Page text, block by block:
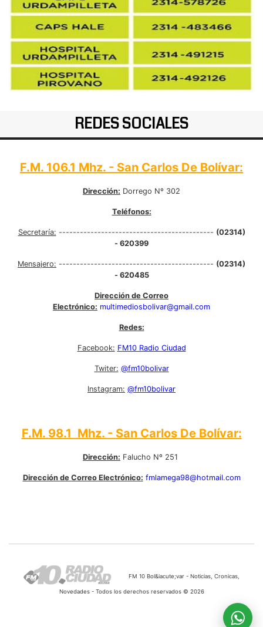
REDES SOCIALES
F.M. 106.1 Mhz. - San Carlos De Bolívar:
Dirección: Dorrego Nº 302
Teléfonos:
Secretaría: -------------------------------------------- (02314)
- 620399
Mensajero: -------------------------------------------- (02314)
- 620485
Dirección de Correo
Electrónico: multimediosbolivar@gmail.com
Redes:
Facebook: FM10 Radio Ciudad
Twiter: @fm10bolivar
Instagram: @fm10bolivar
F.M. 98.1 Mhz. - San Carlos De Bolívar:
Dirección: Falucho Nº 251
Dirección de Correo Electrónico: fmlamega98@hotmail.com
FM 10 Bol&iacute;var - Noticias, Cronicas,
Novedades - Todos los derechos reservados © 2026